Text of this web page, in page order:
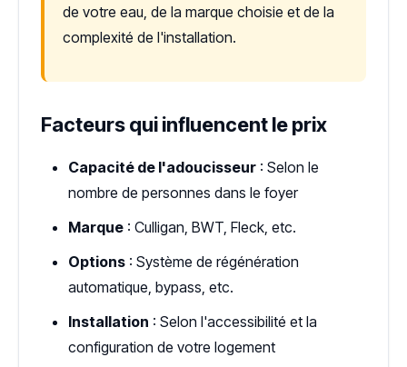
de votre eau, de la marque choisie et de la
complexité de l'installation.
Facteurs qui influencent le prix
Capacité de l'adoucisseur : Selon le
nombre de personnes dans le foyer
Marque : Culligan, BWT, Fleck, etc.
Options : Système de régénération
automatique, bypass, etc.
Installation : Selon l'accessibilité et la
configuration de votre logement